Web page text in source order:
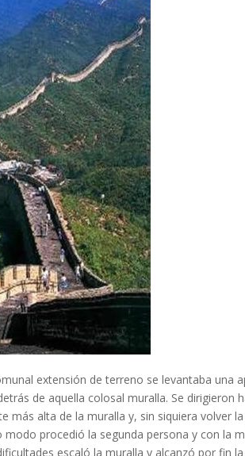
extensión de terreno se levantaba una
de aquella colosal muralla. Se dirigieron
más alta de la muralla y, sin siquiera volver
procedió la segunda persona y con la
escaló la muralla y alcanzó por fin